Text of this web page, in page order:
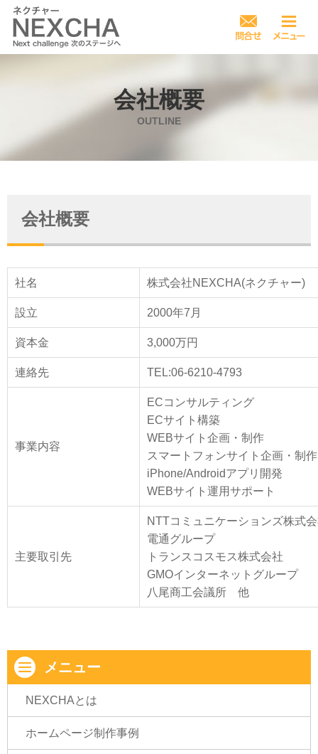
会社概要
OUTLINE
会社概要
社名 株式会社NEXCHA(ネクチャー)
設立 2000年7月
資本金 3,000万円
連絡先 TEL:06-6210-4793
事業内容
ECコンサルティング
ECサイト構築
WEBサイト企画・制作
スマートフォンサイト企画・制作
iPhone/Androidアプリ開発
WEBサイト運用サポート
主要取引先
NTTコミュニケーションズ株式
電通グループ
トランスコスモス株式会社
GMOインターネットグループ
八尾商工会議所 他
メニュー
NEXCHAとは
ホームページ制作事例